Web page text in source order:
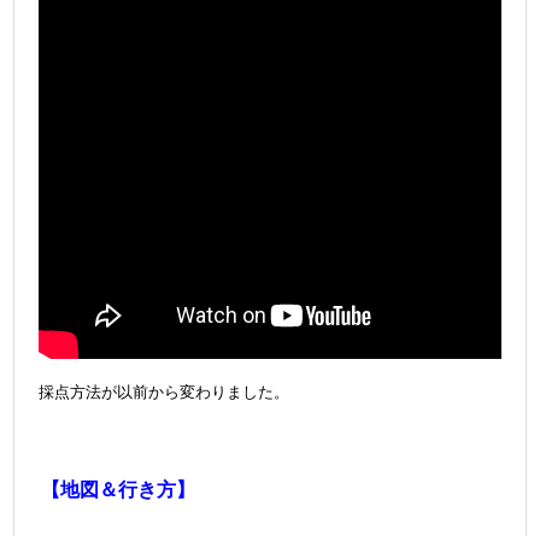
採点方法が以前から変わりました。
【地図＆行き方】